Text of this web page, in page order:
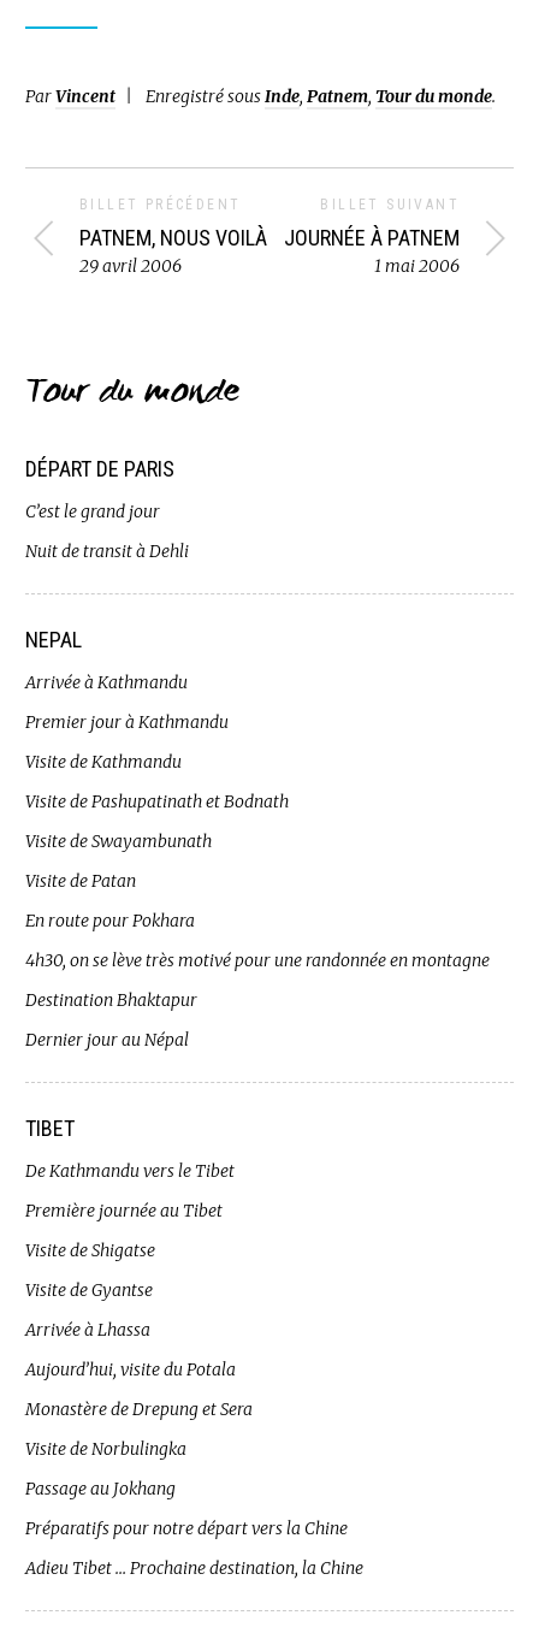
ParVincent Enregistré sousInde, Patnem, Tour du monde.
BILLET PRÉCÉDENT
PATNEM, NOUS VOILÀ
29 avril 2006
BILLET SUIVANT
JOURNÉE À PATNEM
1 mai 2006
Tour du monde
DÉPART DE PARIS
C’est le grand jour
Nuit de transit à Dehli
NEPAL
Arrivée à Kathmandu
Premier jour à Kathmandu
Visite de Kathmandu
Visite de Pashupatinath et Bodnath
Visite de Swayambunath
Visite de Patan
En route pour Pokhara
4h30, on se lève très motivé pour une randonnée en montagne
Destination Bhaktapur
Dernier jour au Népal
TIBET
De Kathmandu vers le Tibet
Première journée au Tibet
Visite de Shigatse
Visite de Gyantse
Arrivée à Lhassa
Aujourd’hui, visite du Potala
Monastère de Drepung et Sera
Visite de Norbulingka
Passage au Jokhang
Préparatifs pour notre départ vers la Chine
Adieu Tibet … Prochaine destination, la Chine